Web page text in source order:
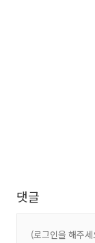
댓글